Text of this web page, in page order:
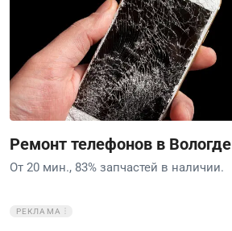
Ремонт телефонов в Вологде
От 20 мин., 83% запчастей в наличии.
РЕКЛАМА